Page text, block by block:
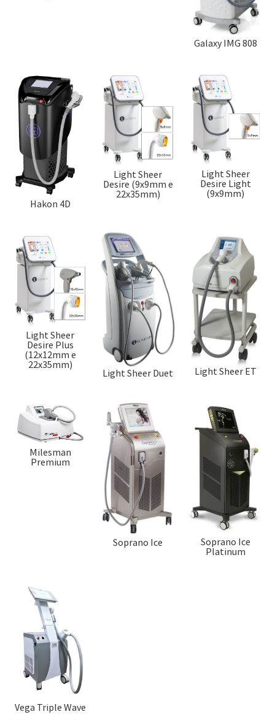
Galaxy IMG 808
Hakon 4D
Light Sheer
Desire (9x9mm e
22x35mm)
Light Sheer
Desire Light
(9x9mm)
Light Sheer
Desire Plus
(12x12mm e
22x35mm)
Light Sheer Duet Light Sheer ET
Milesman
Premium
Soprano Ice
Soprano Ice
Platinum
Vega Triple Wave